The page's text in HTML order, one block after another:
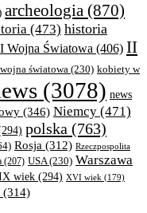
archeologia (870)
(473) historia
Wojna Światowa (406) II
światowa (230) kobiety w
(3078) news
(346) Niemcy (471)
polska (763)
Rosja (312) Rzeczpospolita
(207) USA(230) Warszawa
wiek (294) XVI wiek (179)
(314)